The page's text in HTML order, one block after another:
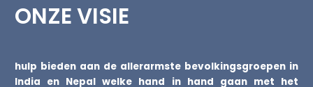
ONZE VISIE
hulp bieden aan de allerarmste bevolkingsgroepen in
India en Nepal welke hand in hand gaan met het